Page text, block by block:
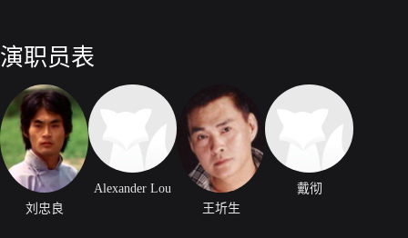
演职员表
刘忠良
Alexander Lou
王圻生
戴彻